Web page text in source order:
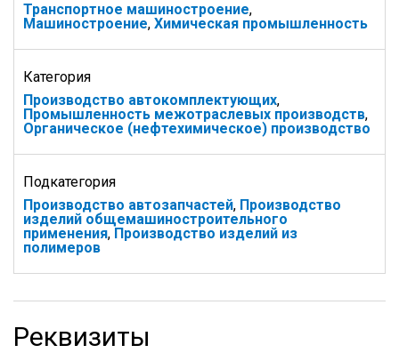
Транспортное машиностроение,
Машиностроение, Химическая промышленность
Категория
Производство автокомплектующих,
Промышленность межотраслевых производств,
Органическое (нефтехимическое) производство
Подкатегория
Производство автозапчастей, Производство
изделий общемашиностроительного
применения, Производство изделий из
полимеров
Реквизиты